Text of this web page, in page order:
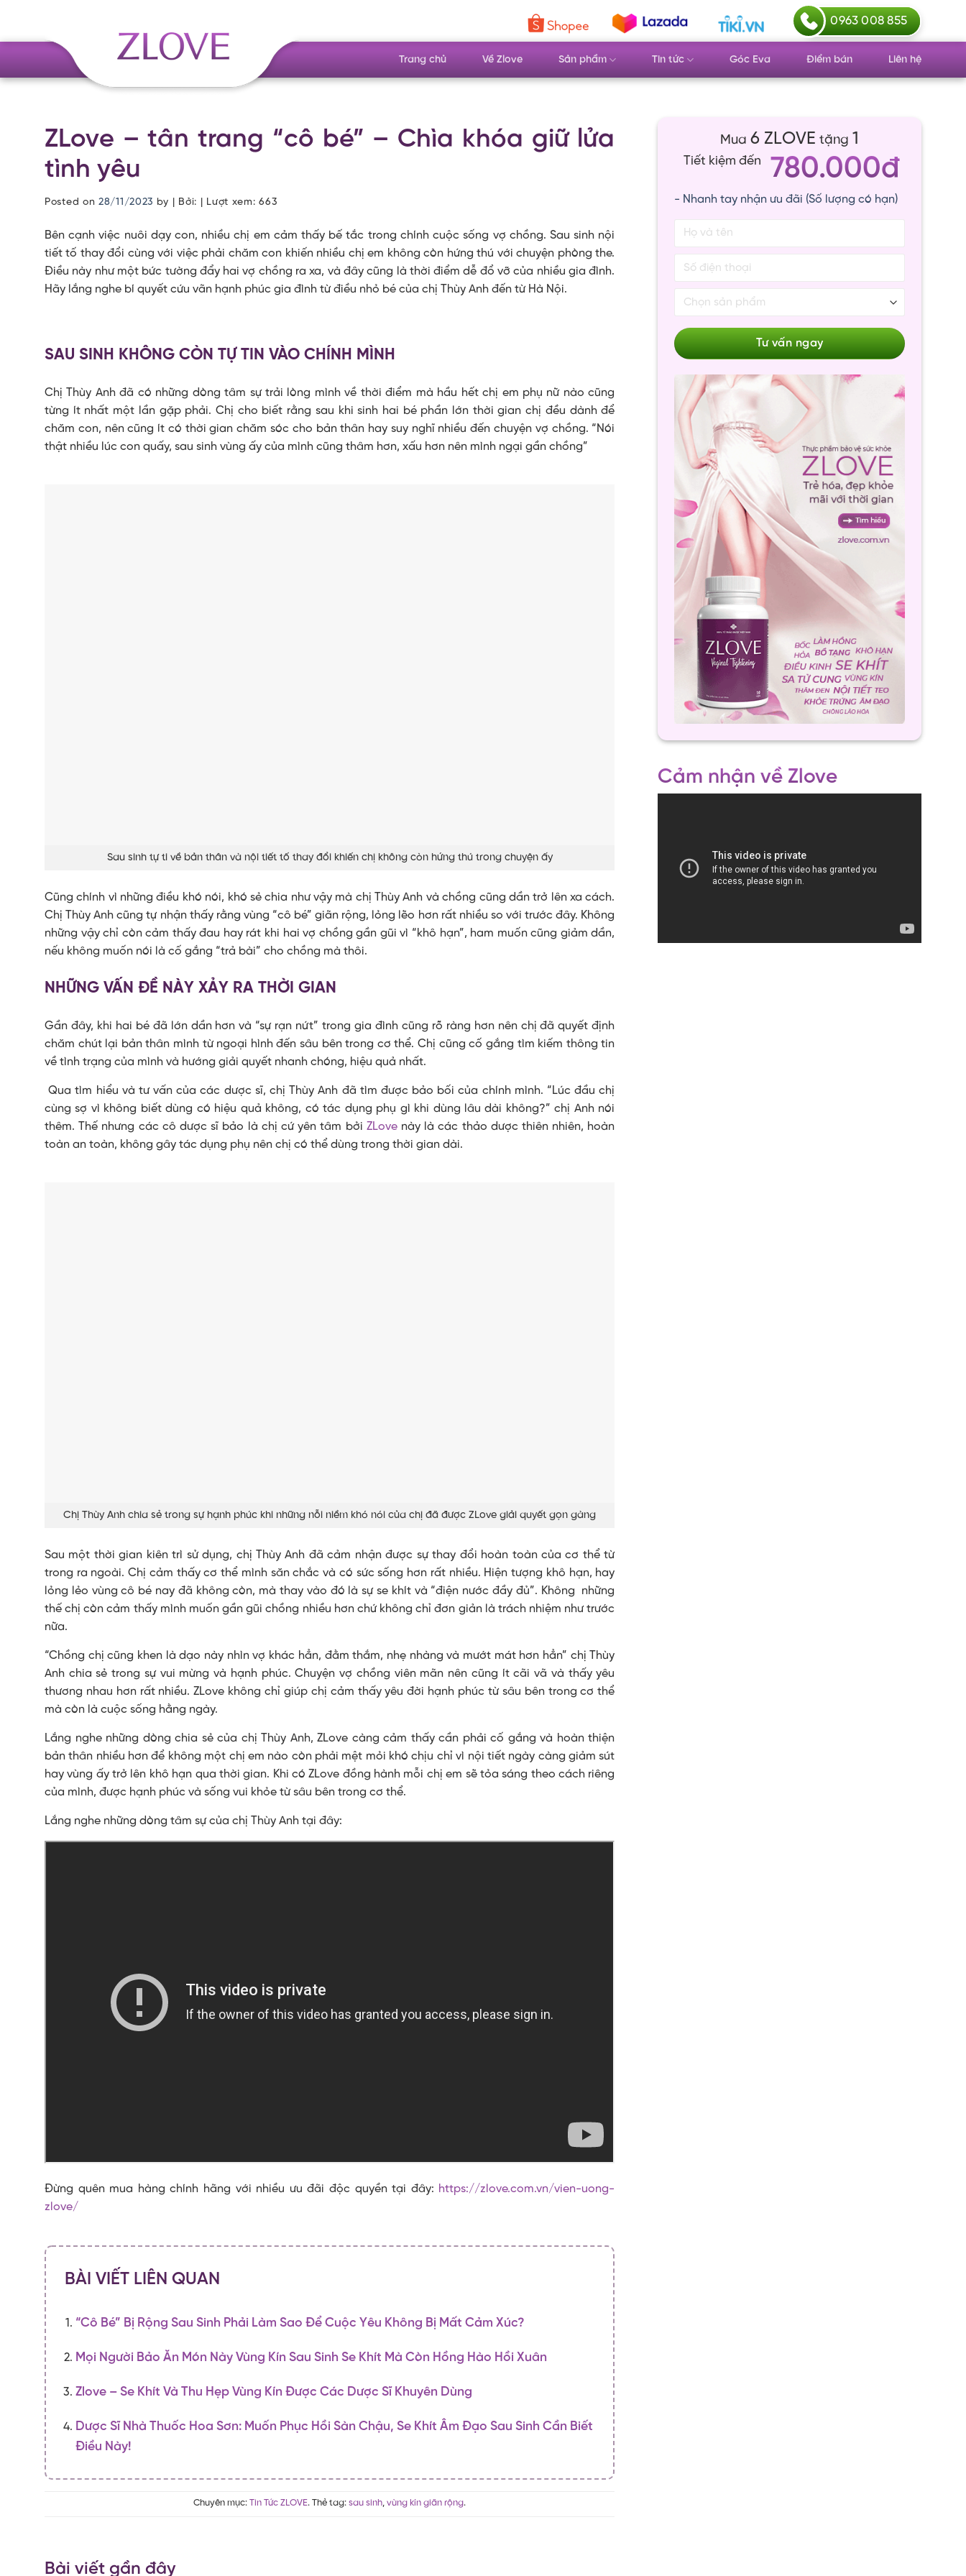
content
0963 008 855
Trang chủ Về Zlove Sản phẩm Tin tức Góc Eva Điểm bán Liên hệ
ZLove – tân trang “cô bé” – Chìa khóa giữ lửa
tình yêu
Posted on 28/11/2023 by | Bởi: | Lượt xem:663
Bên cạnh việc nuôi dạy con, nhiều chị em cảm thấy bế tắc trong chính cuộc sống vợ chồng. Sau sinh nội
tiết tố thay đổi cùng với việc phải chăm con khiến nhiều chị em không còn hứng thú với chuyện phòng the.
Điều này như một bức tường đẩy hai vợ chồng ra xa, và đây cũng là thời điểm dễ đổ vỡ của nhiều gia đình.
Hãy lắng nghe bí quyết cứu vãn hạnh phúc gia đình từ điều nhỏ bé của chị Thùy Anh đến từ Hà Nội.
SAU SINH KHÔNG CÒN TỰ TIN VÀO CHÍNH MÌNH
Chị Thùy Anh đã có những dòng tâm sự trải lòng mình về thời điểm mà hầu hết chị em phụ nữ nào cũng
từng ít nhất một lần gặp phải. Chị cho biết rằng sau khi sinh hai bé phần lớn thời gian chị đều dành để
chăm con, nên cũng ít có thời gian chăm sóc cho bản thân hay suy nghĩ nhiều đến chuyện vợ chồng. “Nói
thật nhiều lúc con quấy, sau sinh vùng ấy của mình cũng thâm hơn, xấu hơn nên mình ngại gần chồng”
Sau sinh tự ti về bản thân và nội tiết tố thay đổi khiến chị không còn hứng thú trong chuyện ấy
Cũng chính vì những điều khó nói, khó sẻ chia như vậy mà chị Thùy Anh và chồng cũng dần trở lên xa cách.
Chị Thùy Anh cũng tự nhận thấy rằng vùng “cô bé” giãn rộng, lỏng lẽo hơn rất nhiều so với trước đây. Không
những vậy chỉ còn cảm thấy đau hay rát khi hai vợ chồng gần gũi vì “khô hạn”, ham muốn cũng giảm dần,
nếu không muốn nói là cố gắng “trả bài” cho chồng mà thôi.
NHỮNG VẤN ĐỀ NÀY XẢY RA THỜI GIAN
Gần đây, khi hai bé đã lớn dần hơn và “sự rạn nứt” trong gia đình cũng rõ ràng hơn nên chị đã quyết định
chăm chút lại bản thân mình từ ngoại hình đến sâu bên trong cơ thể. Chị cũng cố gắng tìm kiếm thông tin
về tình trạng của mình và hướng giải quyết nhanh chóng, hiệu quả nhất.
Qua tìm hiểu và tư vấn của các dược sĩ, chị Thùy Anh đã tìm được bảo bối của chính mình. “Lúc đầu chị
cùng sợ vì không biết dùng có hiệu quả không, có tác dụng phụ gì khi dùng lâu dài không?” chị Anh nói
thêm. Thế nhưng các cô dược sĩ bảo là chị cứ yên tâm bởi ZLovenày là các thảo dược thiên nhiên, hoàn
toàn an toàn, không gây tác dụng phụ nên chị có thể dùng trong thời gian dài.
Chị Thùy Anh chia sẻ trong sự hạnh phúc khi những nỗi niềm khó nói của chị đã được ZLove giải quyết gọn gàng
Sau một thời gian kiên trì sử dụng, chị Thùy Anh đã cảm nhận được sự thay đổi hoàn toàn của cơ thể từ
trong ra ngoài. Chị cảm thấy cơ thể mình săn chắc và có sức sống hơn rất nhiều. Hiện tượng khô hạn, hay
lỏng lẻo vùng cô bé nay đã không còn, mà thay vào đó là sự se khít và “điện nước đầy đủ”. Không những
thế chị còn cảm thấy mình muốn gần gũi chồng nhiều hơn chứ không chỉ đơn giản là trách nhiệm như trước
nữa.
“Chồng chị cũng khen là dạo này nhìn vợ khác hẳn, đằm thắm, nhẹ nhàng và mướt mát hơn hẳn” chị Thùy
Anh chia sẻ trong sự vui mừng và hạnh phúc. Chuyện vợ chồng viên mãn nên cũng ít cãi vã và thấy yêu
thương nhau hơn rất nhiều. ZLove không chỉ giúp chị cảm thấy yêu đời hạnh phúc từ sâu bên trong cơ thể
mà còn là cuộc sống hằng ngày.
Lắng nghe những dòng chia sẻ của chị Thùy Anh, ZLove càng cảm thấy cần phải cố gắng và hoàn thiện
bản thân nhiều hơn để không một chị em nào còn phải mệt mỏi khó chịu chỉ vì nội tiết ngày càng giảm sút
hay vùng ấy trở lên khô hạn qua thời gian. Khi có ZLove đồng hành mỗi chị em sẽ tỏa sáng theo cách riêng
của mình, được hạnh phúc và sống vui khỏe từ sâu bên trong cơ thể.
Lắng nghe những dòng tâm sự của chị Thùy Anh tại đây:
Đừng quên mua hàng chính hãng với nhiều ưu đãi độc quyền tại đây: https://zlove.com.vn/vien-uong-
zlove/
BÀI VIẾT LIÊN QUAN
“Cô Bé” Bị Rộng Sau Sinh Phải Làm Sao Để Cuộc Yêu Không Bị Mất Cảm Xúc?
Mọi Người Bảo Ăn Món Này Vùng Kín Sau Sinh Se Khít Mà Còn Hồng Hào Hồi Xuân
Zlove – Se Khít Và Thu Hẹp Vùng Kín Được Các Dược Sĩ Khuyên Dùng
Dược Sĩ Nhà Thuốc Hoa Sơn: Muốn Phục Hồi Sàn Chậu, Se Khít Âm Đạo Sau Sinh Cần Biết
Điều Này!
Chuyên mục: Tin Tức ZLOVE. Thẻ tag:sau sinh,vùng kín giãn rộng.
Bài viết gần đây
Mua6 ZLOVE tặng 1
Tiết kiệm đến 780.000đ
- Nhanh tay nhận ưu đãi (Số lượng có hạn)
Cảm nhận về Zlove